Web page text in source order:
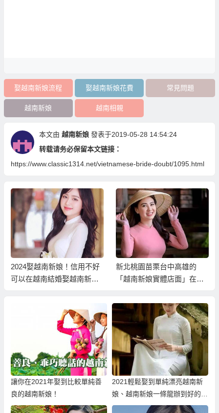
娶越南新娘流程 娶越南新娘花費 常見問題
越南新娘 越南相親
本文由 越南新娘 發表于2019-05-28 14:54:24
转载请务必保留本文链接：
https://www.classic1314.net/vietnamese-bride-doubt/1095.html
2024娶越南新娘！信用不好
可以在越南結婚娶越南新娘
新北桃園苗栗台中高雄的
「越南新娘實體店面」在
讓你在2021年娶到比較單純善
良的越南新娘！
2021輕鬆娶到單純漂亮越南新
娘、越南新娘一條龍辦到好的越
南相親服務